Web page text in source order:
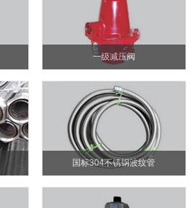
一级减压阀
国标304不锈钢波纹管